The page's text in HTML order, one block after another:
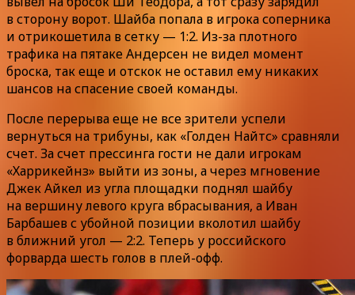
в сторону ворот. Шайба попала в игрока соперника
и отрикошетила в сетку — 1:2. Из-за плотного
трафика на пятаке Андерсен не видел момент
броска, так еще и отскок не оставил ему никаких
шансов на спасение своей команды.
После перерыва еще не все зрители успели
вернуться на трибуны, как «Голден Найтс» сравняли
счет. За счет прессинга гости не дали игрокам
«Харрикейнз» выйти из зоны, а через мгновение
Джек Айкел из угла площадки поднял шайбу
на вершину левого круга вбрасывания, а Иван
Барбашев с убойной позиции вколотил шайбу
в ближний угол — 2:2. Теперь у российского
форварда шесть голов в плей-офф.